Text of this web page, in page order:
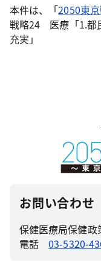
本件は、「2050東
戦略24 医療「1.都
充実」
お問い合わせ
保健医療局保健
電話03-5320-